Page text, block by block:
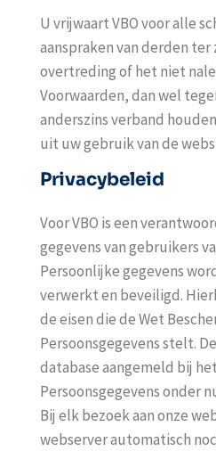
U vrijwaart VBO voor alle
aanspraken van derden ter
overtreding of het niet
Voorwaarden, dan wel
anderszins verband
uit uw gebruik van de
Privacybeleid
Voor VBO is een
gegevens van gebruikers
Persoonlijke gegevens
verwerkt en beveiligd.
de eisen die de Wet
Persoonsgegevens stelt.
database aangemeld bij
Persoonsgegevens onder
Bij elk bezoek aan onze
webserver automatisch